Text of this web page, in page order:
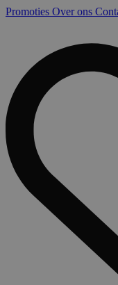
Promoties Over ons